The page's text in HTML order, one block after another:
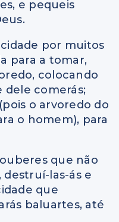
e pequeis
por muitos
para a tomar,
colocando
dele comerás;
o arvoredo do
o homem), para
que não
las-ás e
que
baluartes, até